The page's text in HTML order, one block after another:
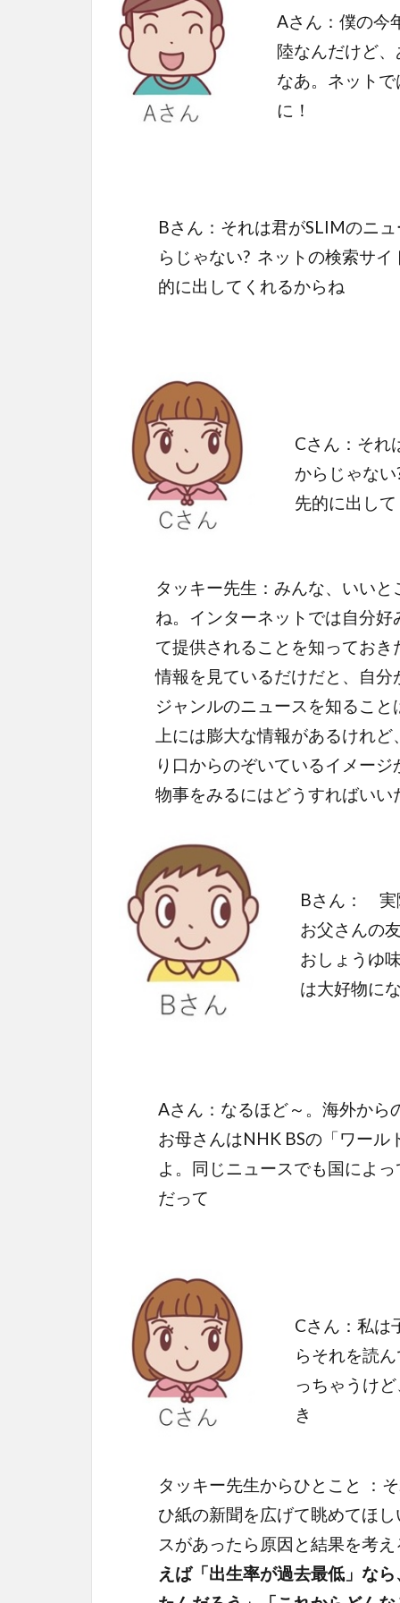
Aさん：僕の今
陸なんだけど
なあ。ネット
に！
Bさん：それは君がSLIMのニ
らじゃない? ネットの検索サ
的に出してくれるからね
Cさん：それ
からじゃな
先的に出し
タッキー先生：みんな、いいと
ね。インターネットでは自分好
て提供されることを知っておき
情報を見ているだけだと、自分
ジャンルのニュースを知るこ
上には膨大な情報があるけれ
り口からのぞいているイメー
物事をみるにはどうすればい
Bさん： 実
お父さんの
おしょうゆ
は大好物に
Aさん：なるほど～。海外から
お母さんはNHK BSの「ワール
よ。同じニュースでも国によ
だって
Cさん：私は
らそれを読
っちゃうけ
き
タッキー先生からひとこと ：
ひ紙の新聞を広げて眺めてほ
スがあったら原因と結果を考
えば「出生率が過去最低」な